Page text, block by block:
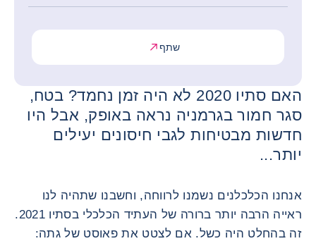
שתף
האם סתיו 2020 לא היה זמן נחמד? בטח,
סגר חמור בגרמניה נראה באופק, אבל היו
חדשות מבטיחות לגבי חיסונים יעילים
יותר...
אנחנו הכלכלנים נשמנו לרווחה, וחשבנו שתהיה לנו
ראייה הרבה יותר ברורה של העתיד הכלכלי בסתיו 2021.
זה בהחלט היה כשל. אם לצטט את פאוסט של גתה: